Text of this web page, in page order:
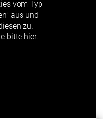
vom Typ
aus und
zu.
bitte hier.